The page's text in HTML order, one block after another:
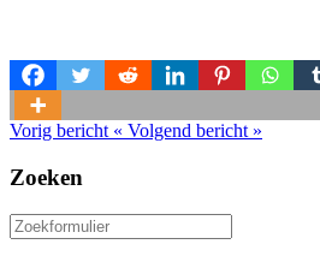
Vorig bericht « Volgend bericht »
Zoeken
Zoeken
naar: